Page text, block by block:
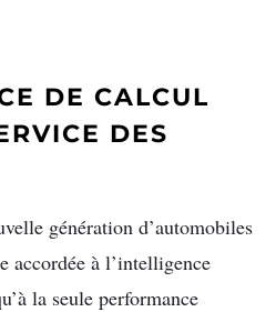
DE CALCUL
DES
génération d’automobiles
accordée à l’intelligence
la seule performance